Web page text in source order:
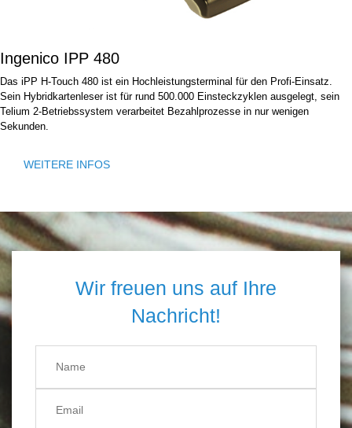
Ingenico IPP 480
Das iPP H-Touch 480 ist ein Hochleistungsterminal für den Profi-Einsatz.
Sein Hybridkartenleser ist für rund 500.000 Einsteckzyklen ausgelegt, sein
Telium 2-Betriebssystem verarbeitet Bezahlprozesse in nur wenigen
Sekunden.
WEITERE INFOS
Wir freuen uns auf Ihre
Nachricht!